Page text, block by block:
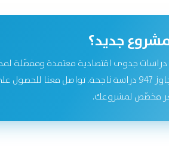
جديد؟
دراسات جدوى اقتصادية معتمدة ومفصّلة
القطاعات، بخبرة تتجاوز 947 دراسة ناجحة. تواصل معنا للحصول
مخصّص لمشروعك.